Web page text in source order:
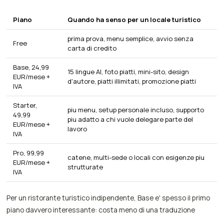
Piano Quando ha senso per un locale turistico
Free
prima prova, menu semplice, avvio senza
carta di credito
Base, 24,99
EUR/mese +
IVA
15 lingue AI, foto piatti, mini-sito, design
d'autore, piatti illimitati, promozione piatti
Starter,
49,99
EUR/mese +
IVA
piu menu, setup personale incluso, supporto
piu adatto a chi vuole delegare parte del
lavoro
Pro, 99,99
EUR/mese +
IVA
catene, multi-sede o locali con esigenze piu
strutturate
Per un ristorante turistico indipendente, Base e' spesso il primo
piano davvero interessante: costa meno di una traduzione